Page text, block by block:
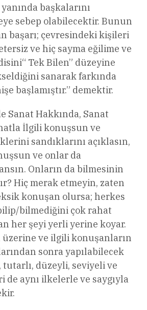
başkalarını
sebep olabilecektir. Bunun
başarı; çevresindeki kişileri
ve hiç sayma eğilime ve
Tek Bilen” düzeyine
sanarak farkında
başlamıştır.” demektir.
Sanat Hakkında, Sanat
İlgili konuşsun ve
sandıklarını açıklasın,
ve onlar da
Onların da bilmesinin
Hiç merak etmeyin, zaten
konuşan olursa; herkes
bilmediğini çok rahat
her şeyi yerli yerine koyar.
üzerine ve ilgili konuşanların
sonra yapılabilecek
tutarlı, düzeyli, seviyeli ve
de aynı ilkelerle ve saygıyla